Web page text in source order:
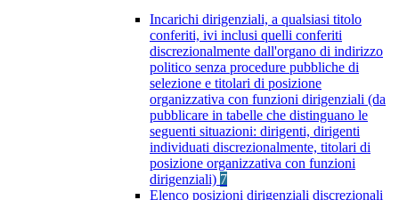
Incarichi dirigenziali, a qualsiasi titolo
conferiti, ivi inclusi quelli conferiti
discrezionalmente dall'organo di indirizzo
politico senza procedure pubbliche di
selezione e titolari di posizione
organizzativa con funzioni dirigenziali (da
pubblicare in tabelle che distinguano le
seguenti situazioni: dirigenti, dirigenti
individuati discrezionalmente, titolari di
posizione organizzativa con funzioni
dirigenziali) 7
Elenco posizioni dirigenziali discrezionali